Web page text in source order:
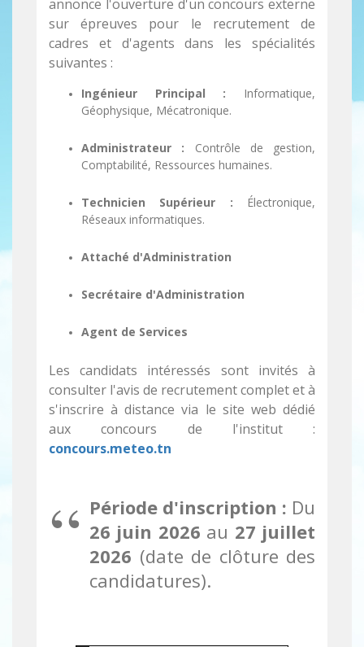
annonce l'ouverture d'un concours externe
sur épreuves pour le recrutement de
cadres et d'agents dans les spécialités
suivantes :
Ingénieur Principal : Informatique,
Géophysique, Mécatronique.
Administrateur : Contrôle de gestion,
Comptabilité, Ressources humaines.
Technicien Supérieur : Électronique,
Réseaux informatiques.
Attaché d'Administration
Secrétaire d'Administration
Agent de Services
Les candidats intéressés sont invités à
consulter l'avis de recrutement complet et à
s'inscrire à distance via le site web dédié
aux concours de l'institut :
concours.meteo.tn
Période d'inscription : Du
26 juin 2026 au 27 juillet
2026 (date de clôture des
candidatures).